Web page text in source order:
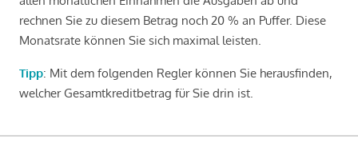
rechnen Sie zu diesem Betrag noch 20 % an Puffer. Diese
Monatsrate können Sie sich maximal leisten.
Tipp: Mit dem folgenden Regler können Sie herausfinden,
welcher Gesamtkreditbetrag für Sie drin ist.